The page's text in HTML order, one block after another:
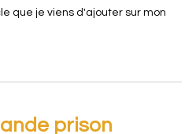
que je viens d'ajouter sur mon
prison